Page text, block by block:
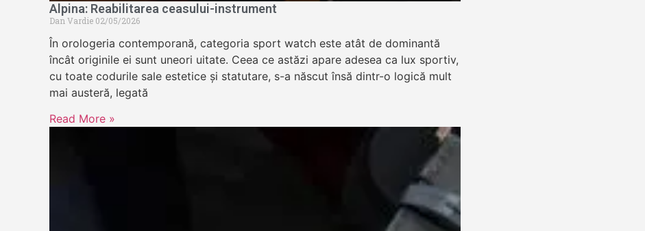
Alpina: Reabilitarea ceasului-instrument
Dan Vardie 02/05/2026
În orologeria contemporană, categoria sport watch este atât de dominantă
încât originile ei sunt uneori uitate. Ceea ce astăzi apare adesea ca lux sportiv,
cu toate codurile sale estetice și statutare, s-a născut însă dintr-o logică mult
mai austeră, legată
Read More »